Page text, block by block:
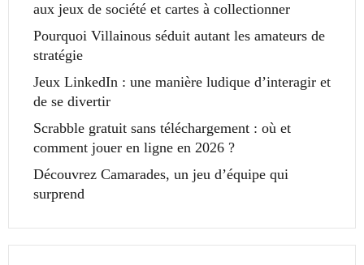
aux jeux de société et cartes à collectionner
Pourquoi Villainous séduit autant les amateurs de
stratégie
Jeux LinkedIn : une manière ludique d’interagir et
de se divertir
Scrabble gratuit sans téléchargement : où et
comment jouer en ligne en 2026 ?
Découvrez Camarades, un jeu d’équipe qui
surprend